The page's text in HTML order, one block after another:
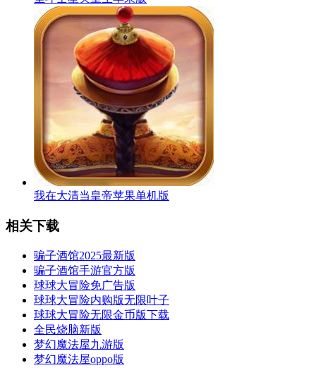
我在大清当皇帝苹果单机版
相关下载
骗子酒馆2025最新版
骗子酒馆手游官方版
球球大冒险免广告版
球球大冒险内购版无限叶子
球球大冒险无限金币版下载
全民烧脑新版
梦幻魔法屋九游版
梦幻魔法屋oppo版